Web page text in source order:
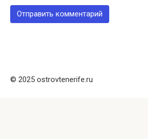
© 2025 ostrovtenerife.ru